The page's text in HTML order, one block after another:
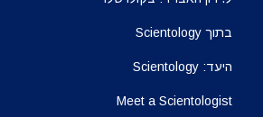
בתוך Scientology
היעד: Scientology
Meet a Scientologist